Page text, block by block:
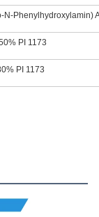
N-Phenylhydroxylamin)
PI 1173
PI 1173